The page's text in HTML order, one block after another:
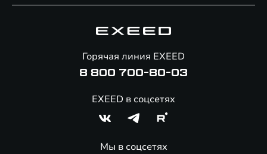
Помощь на дорогах
Горячая линия EXEED
8 800 700-80-03
EXEED в соцсетях
Мы в соцсетях